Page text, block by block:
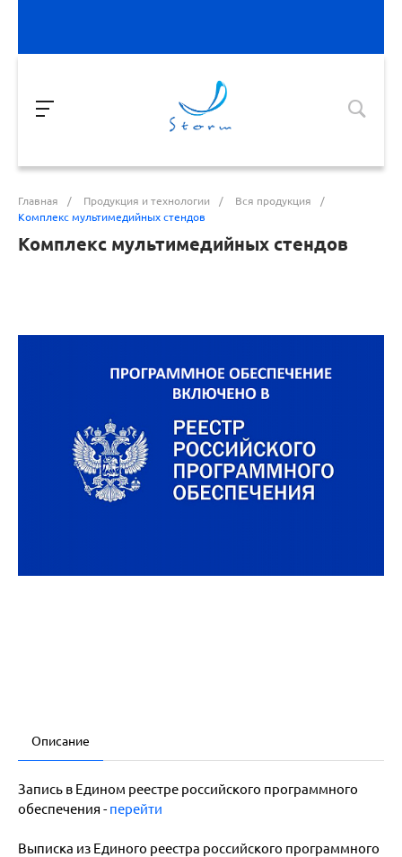
Главная / Продукция и технологии / Вся продукция
/
Комплекс мультимедийных стендов
Комплекс мультимедийных стендов
Описание
Запись в Едином реестре российского программного
обеспечения -перейти
Выписка из Единого реестра российского программного